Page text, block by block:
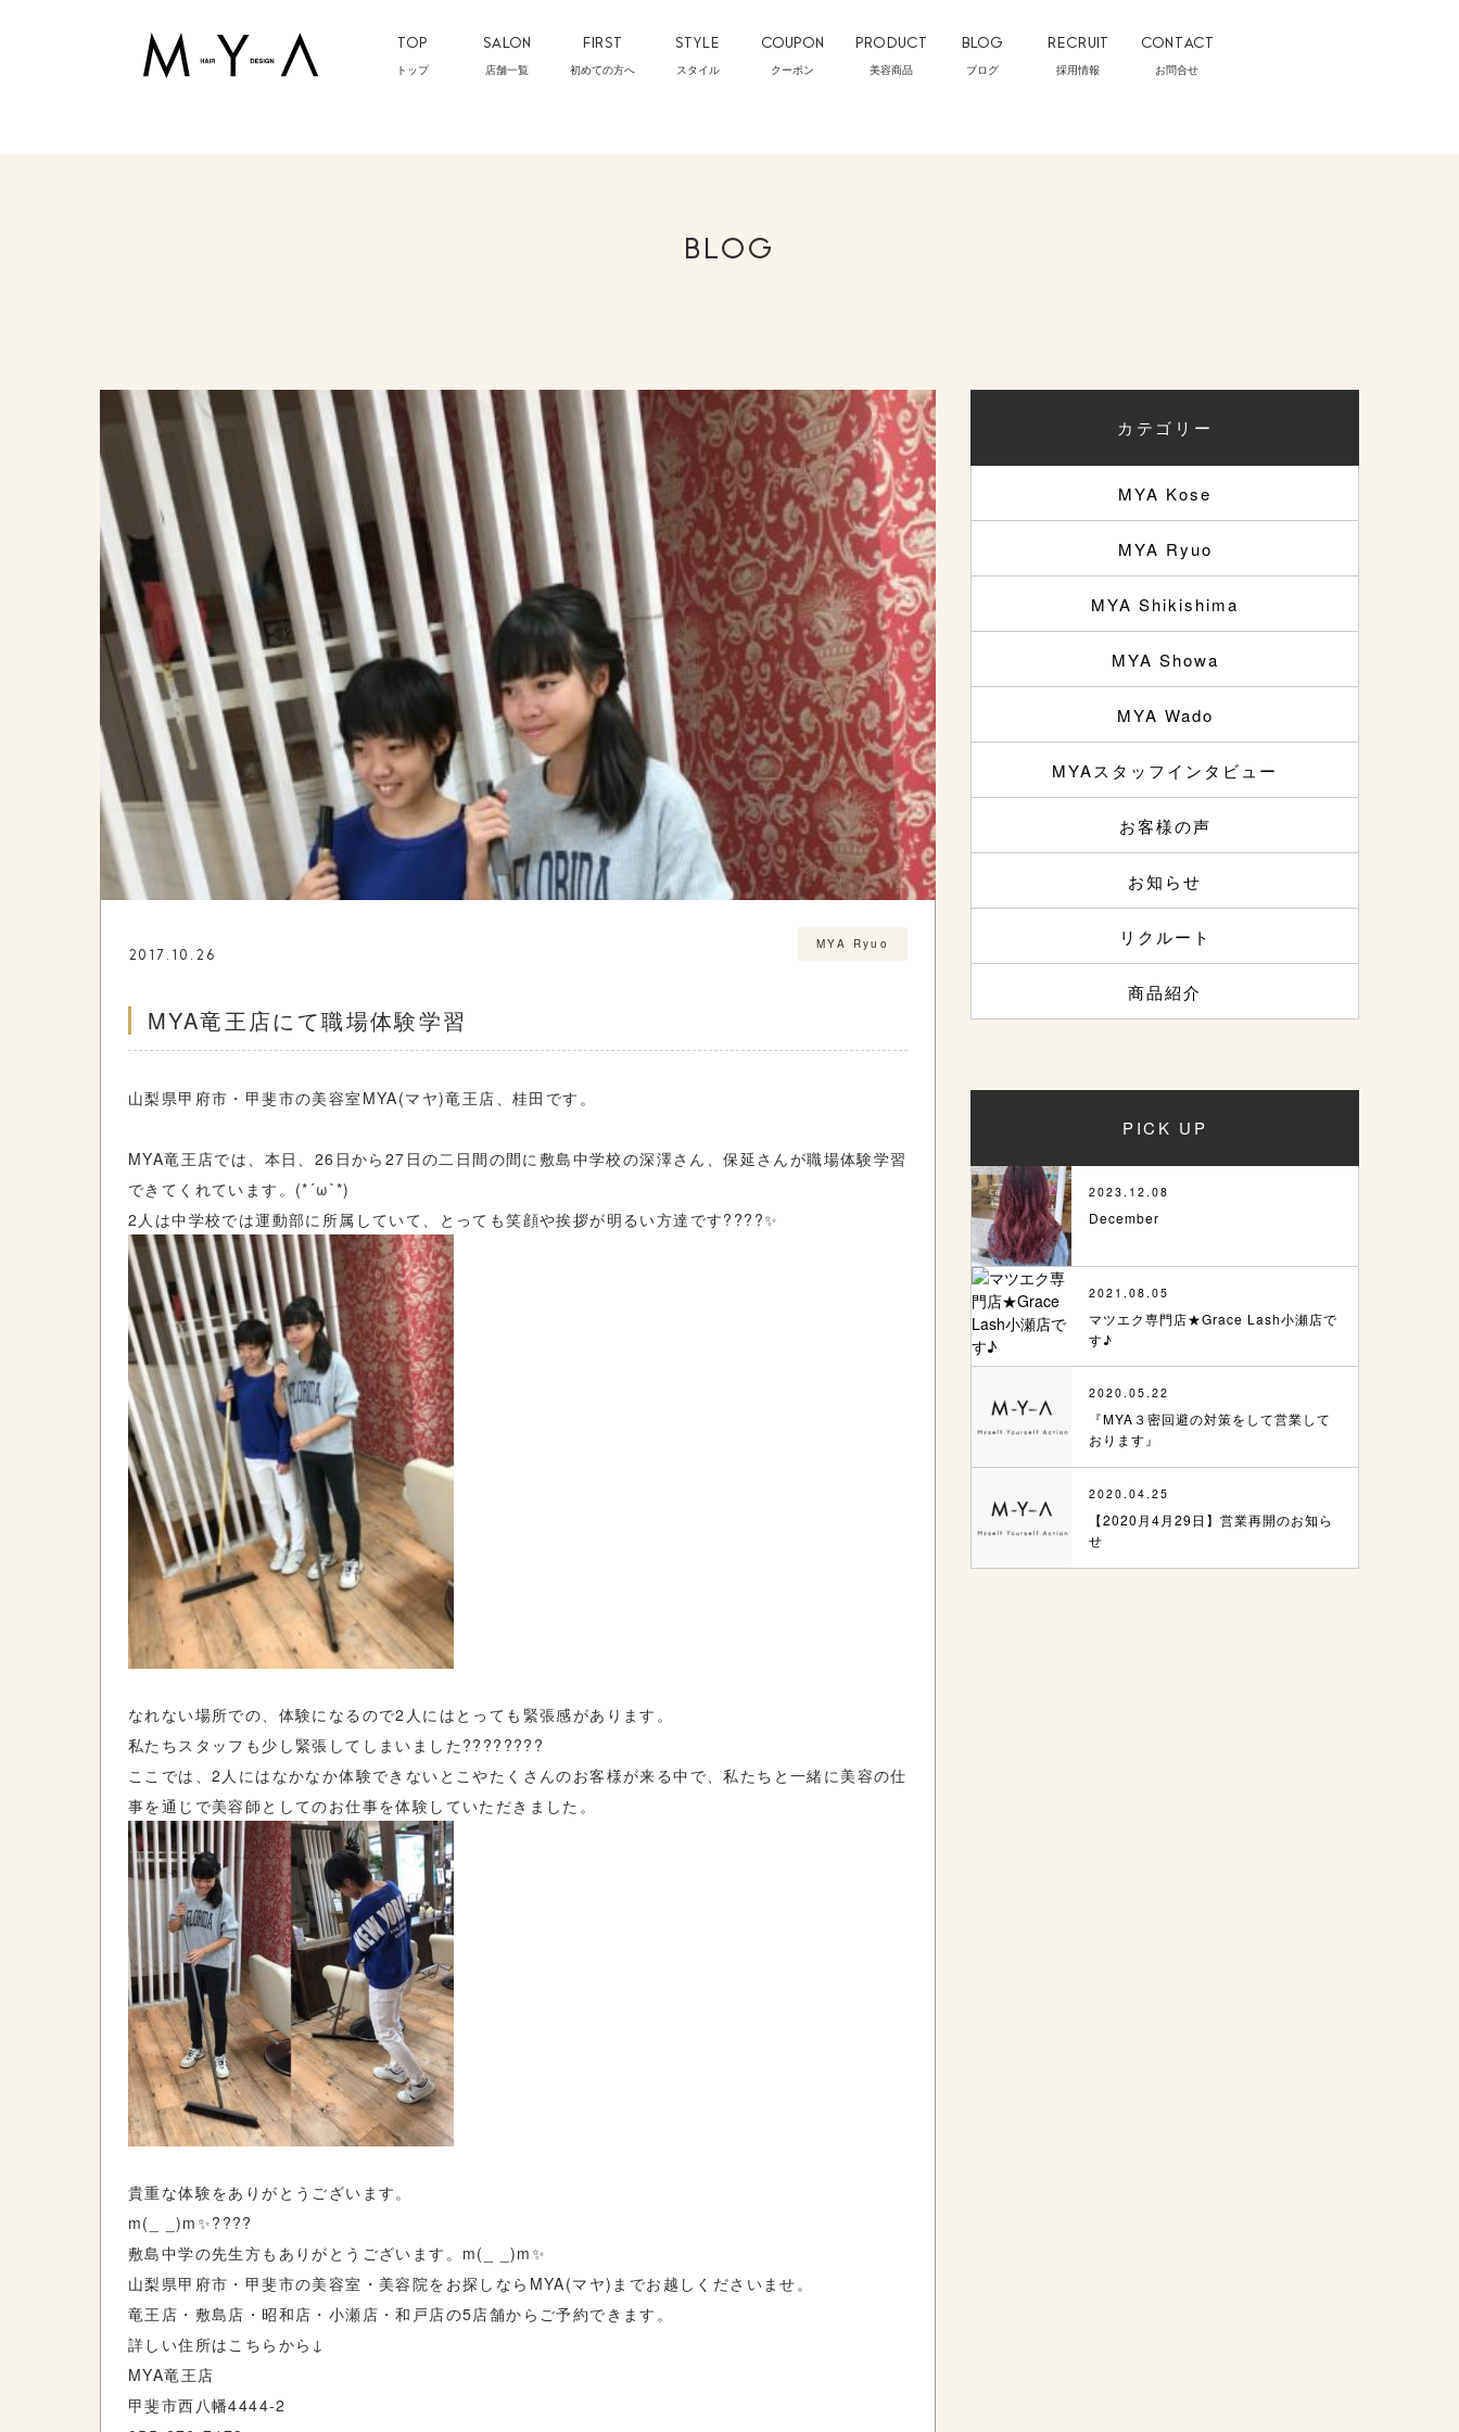
TOP
トップ
SALON
店舗一覧
FIRST
初めての方へ
STYLE
スタイル
COUPON
クーポン
PRODUCT
美容商品
BLOG
ブログ
RECRUIT
採用情報
CONTACT
お問合せ
BLOG
2017.10.26
MYA Ryuo
MYA竜王店にて職場体験学習
山梨県甲府市・甲斐市の美容室MYA(マヤ)竜王店、桂田です。
MYA竜王店では、本日、26日から27日の二日間の間に敷島中学校の深澤さん、保延さんが職場体験学習
できてくれています。(*´ω`*)
2人は中学校では運動部に所属していて、とっても笑顔や挨拶が明るい方達です????✨
なれない場所での、体験になるので2人にはとっても緊張感があります。
私たちスタッフも少し緊張してしまいました????????
ここでは、2人にはなかなか体験できないとこやたくさんのお客様が来る中で、私たちと一緒に美容の仕
事を通じで美容師としてのお仕事を体験していただきました。
貴重な体験をありがとうございます。
m(_ _)m✨????
敷島中学の先生方もありがとうございます。m(_ _)m✨
山梨県甲府市・甲斐市の美容室・美容院をお探しならMYA(マヤ)までお越しくださいませ。
竜王店・敷島店・昭和店・小瀬店・和戸店の5店舗からご予約できます。
詳しい住所はこちらから↓
MYA竜王店
甲斐市西八幡4444-2
カテゴリー
MYA Kose
MYA Ryuo
MYA Shikishima
MYA Showa
MYA Wado
MYAスタッフインタビュー
お客様の声
お知らせ
リクルート
商品紹介
PICK UP
2023.12.08
December
2021.08.05
マツエク専門店★Grace Lash小瀬店で
す♪
2020.05.22
『MYA３密回避の対策をして営業して
おります』
2020.04.25
【2020月4月29日】営業再開のお知ら
せ